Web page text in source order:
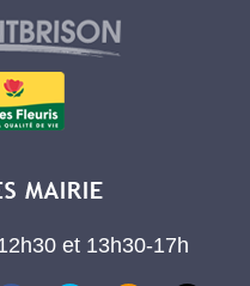
et 13h30-17h